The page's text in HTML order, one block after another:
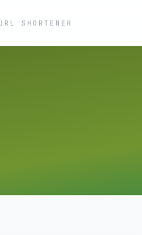
URL SHORTENER